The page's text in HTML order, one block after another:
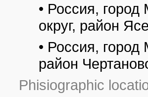
• Россия,
округ, район
• Россия,
район
Phisiographic